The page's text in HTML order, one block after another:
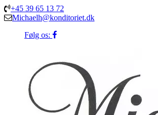
+45 39 65 13 72
Michaelh@konditoriet.dk
Følg os: